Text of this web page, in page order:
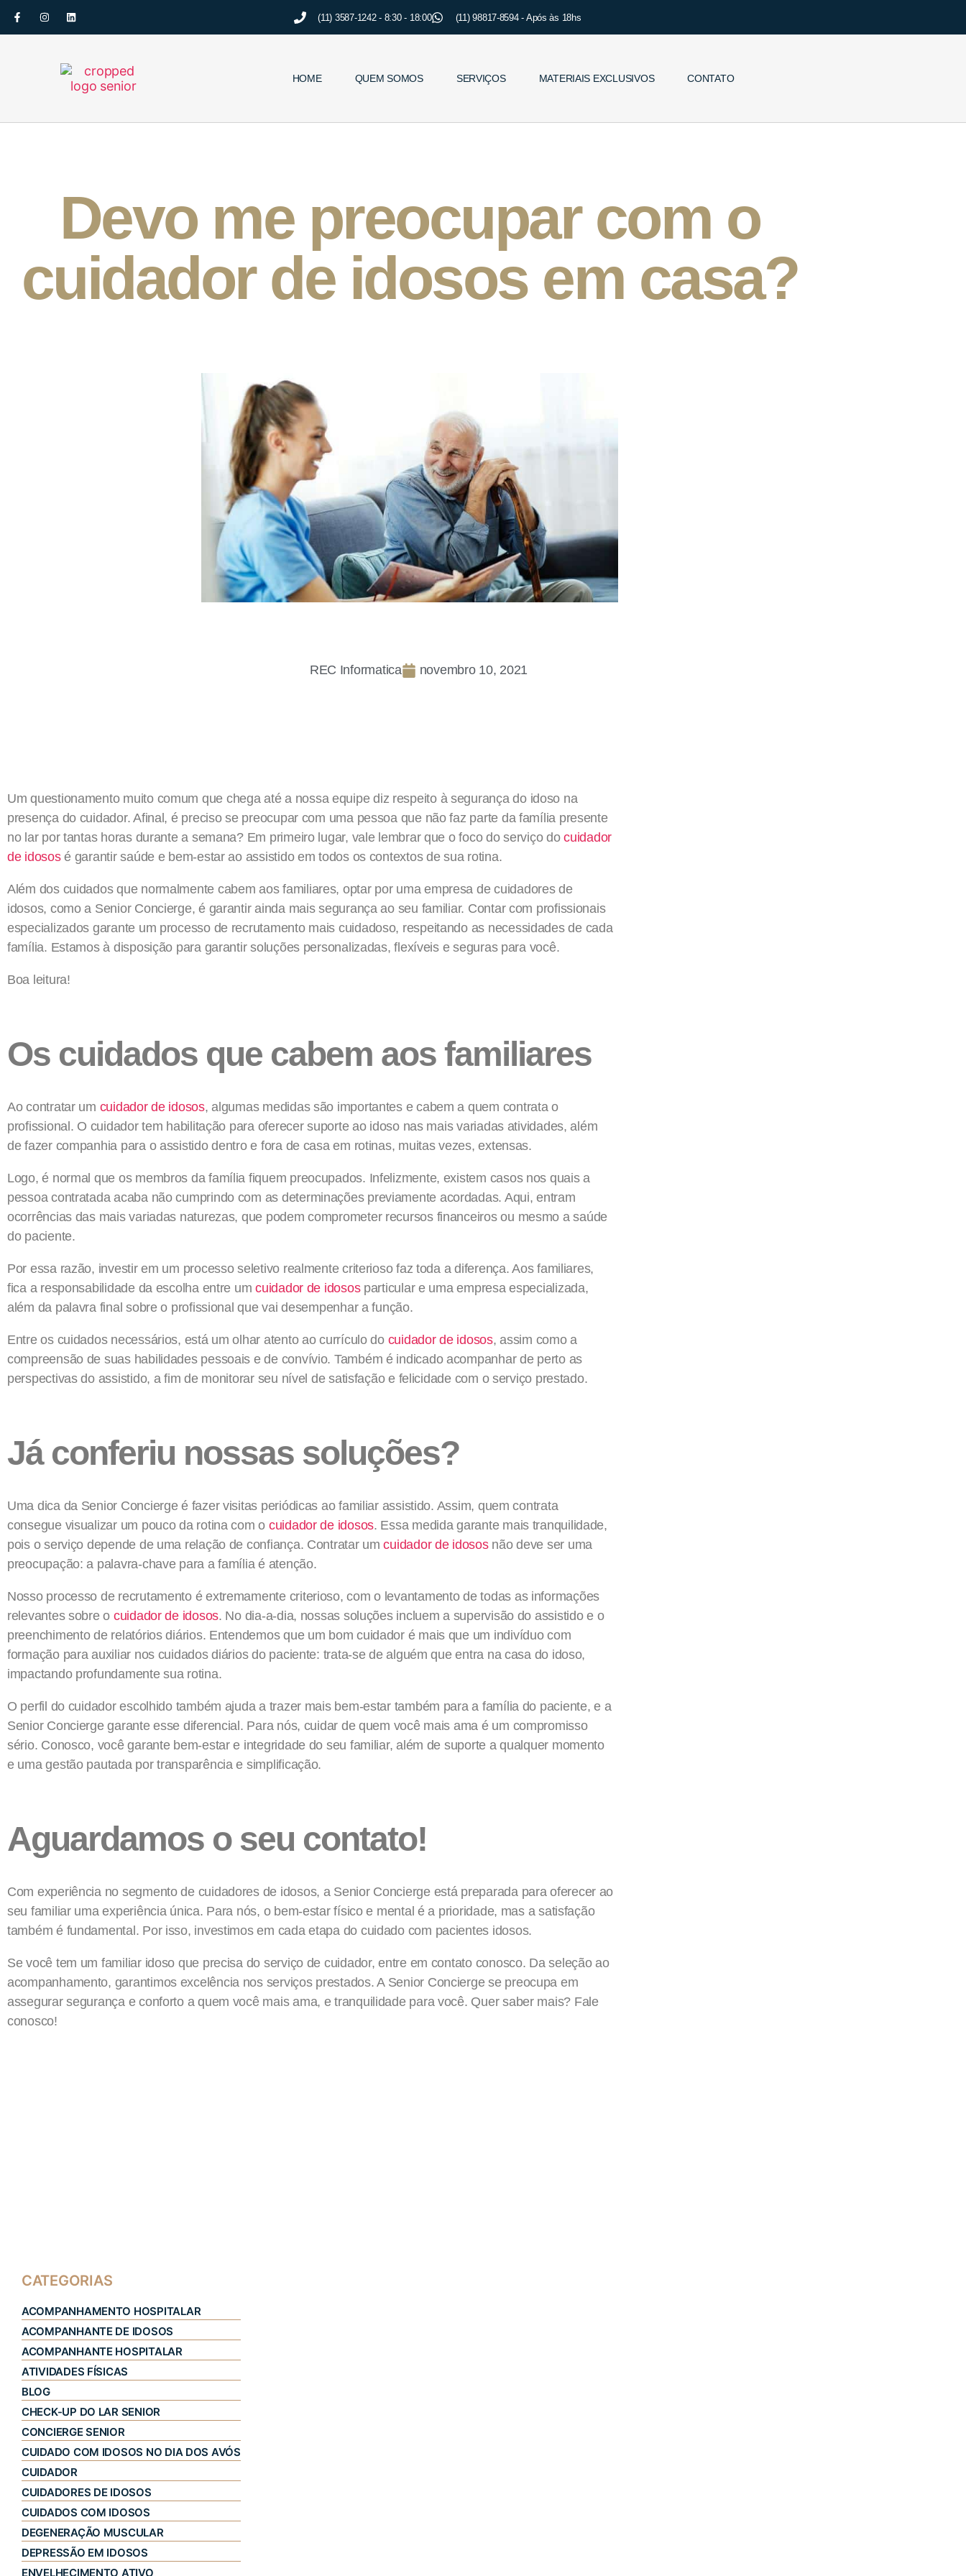
(11) 3587-1242 - 8:30 - 18:00 (11) 98817-8594 - Após às 18hs
HOME QUEM SOMOS SERVIÇOS MATERIAIS EXCLUSIVOS CONTATO
Devo me preocupar com o
cuidador de idosos em casa?
REC Informatica novembro 10, 2021
Um questionamento muito comum que chega até a nossa equipe diz respeito à segurança do idoso na
presença do cuidador. Afinal, é preciso se preocupar com uma pessoa que não faz parte da família presente
no lar por tantas horas durante a semana? Em primeiro lugar, vale lembrar que o foco do serviço docuidador
de idososé garantir saúde e bem-estar ao assistido em todos os contextos de sua rotina.
Além dos cuidados que normalmente cabem aos familiares, optar por uma empresa de cuidadores de
idosos, como a Senior Concierge, é garantir ainda mais segurança ao seu familiar. Contar com profissionais
especializados garante um processo de recrutamento mais cuidadoso, respeitando as necessidades de cada
família. Estamos à disposição para garantir soluções personalizadas, flexíveis e seguras para você.
Boa leitura!
Os cuidados que cabem aos familiares
Ao contratar um cuidador de idosos, algumas medidas são importantes e cabem a quem contrata o
profissional. O cuidador tem habilitação para oferecer suporte ao idoso nas mais variadas atividades, além
de fazer companhia para o assistido dentro e fora de casa em rotinas, muitas vezes, extensas.
Logo, é normal que os membros da família fiquem preocupados. Infelizmente, existem casos nos quais a
pessoa contratada acaba não cumprindo com as determinações previamente acordadas. Aqui, entram
ocorrências das mais variadas naturezas, que podem comprometer recursos financeiros ou mesmo a saúde
do paciente.
Por essa razão, investir em um processo seletivo realmente criterioso faz toda a diferença. Aos familiares,
fica a responsabilidade da escolha entre umcuidador de idososparticular e uma empresa especializada,
além da palavra final sobre o profissional que vai desempenhar a função.
Entre os cuidados necessários, está um olhar atento ao currículo do cuidador de idosos, assim como a
compreensão de suas habilidades pessoais e de convívio. Também é indicado acompanhar de perto as
perspectivas do assistido, a fim de monitorar seu nível de satisfação e felicidade com o serviço prestado.
Já conferiu nossas soluções?
Uma dica da Senior Concierge é fazer visitas periódicas ao familiar assistido. Assim, quem contrata
consegue visualizar um pouco da rotina com o cuidador de idosos. Essa medida garante mais tranquilidade,
pois o serviço depende de uma relação de confiança. Contratar umcuidador de idososnão deve ser uma
preocupação: a palavra-chave para a família é atenção.
Nosso processo de recrutamento é extremamente criterioso, com o levantamento de todas as informações
relevantes sobre o cuidador de idosos. No dia-a-dia, nossas soluções incluem a supervisão do assistido e o
preenchimento de relatórios diários. Entendemos que um bom cuidador é mais que um indivíduo com
formação para auxiliar nos cuidados diários do paciente: trata-se de alguém que entra na casa do idoso,
impactando profundamente sua rotina.
O perfil do cuidador escolhido também ajuda a trazer mais bem-estar também para a família do paciente, e a
Senior Concierge garante esse diferencial. Para nós, cuidar de quem você mais ama é um compromisso
sério. Conosco, você garante bem-estar e integridade do seu familiar, além de suporte a qualquer momento
e uma gestão pautada por transparência e simplificação.
Aguardamos o seu contato!
Com experiência no segmento de cuidadores de idosos, a Senior Concierge está preparada para oferecer ao
seu familiar uma experiência única. Para nós, o bem-estar físico e mental é a prioridade, mas a satisfação
também é fundamental. Por isso, investimos em cada etapa do cuidado com pacientes idosos.
Se você tem um familiar idoso que precisa do serviço de cuidador, entre em contato conosco. Da seleção ao
acompanhamento, garantimos excelência nos serviços prestados. A Senior Concierge se preocupa em
assegurar segurança e conforto a quem você mais ama, e tranquilidade para você. Quer saber mais? Fale
conosco!
CATEGORIAS
ACOMPANHAMENTO HOSPITALAR
ACOMPANHANTE DE IDOSOS
ACOMPANHANTE HOSPITALAR
ATIVIDADES FÍSICAS
BLOG
CHECK-UP DO LAR SENIOR
CONCIERGE SENIOR
CUIDADO COM IDOSOS NO DIA DOS AVÓS
CUIDADOR
CUIDADORES DE IDOSOS
CUIDADOS COM IDOSOS
DEGENERAÇÃO MUSCULAR
DEPRESSÃO EM IDOSOS
ENVELHECIMENTO ATIVO